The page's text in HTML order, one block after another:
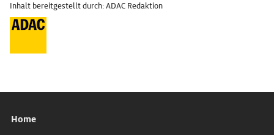
Inhalt bereitgestellt durch: ADAC Redaktion
Home